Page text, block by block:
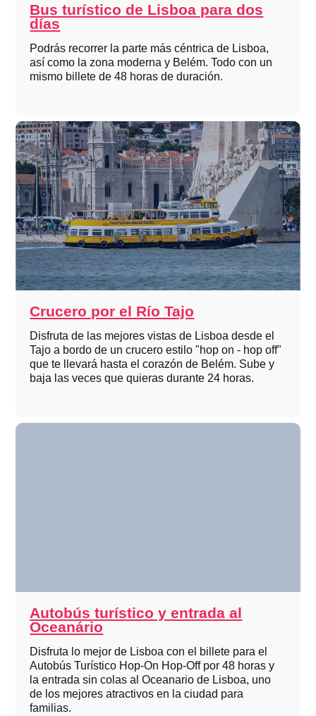
Bus turístico de Lisboa para dos
días
Podrás recorrer la parte más céntrica de Lisboa,
así como la zona moderna y Belém. Todo con un
mismo billete de 48 horas de duración.
Crucero por el Río Tajo
Disfruta de las mejores vistas de Lisboa desde el
Tajo a bordo de un crucero estilo "hop on - hop off"
que te llevará hasta el corazón de Belém. Sube y
baja las veces que quieras durante 24 horas.
Autobús turístico y entrada al
Oceanário
Disfruta lo mejor de Lisboa con el billete para el
Autobús Turístico Hop-On Hop-Off por 48 horas y
la entrada sin colas al Oceanario de Lisboa, uno
de los mejores atractivos en la ciudad para
familias.